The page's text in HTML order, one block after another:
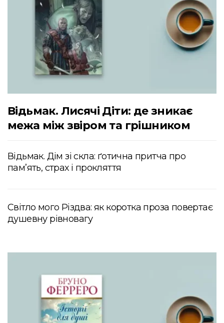
Відьмак. Лисячі Діти: де зникає
межа між звіром та грішником
Відьмак. Дім зі скла: ґотична притча про
пам’ять, страх і прокляття
Світло мого Різдва: як коротка проза повертає
душевну рівновагу